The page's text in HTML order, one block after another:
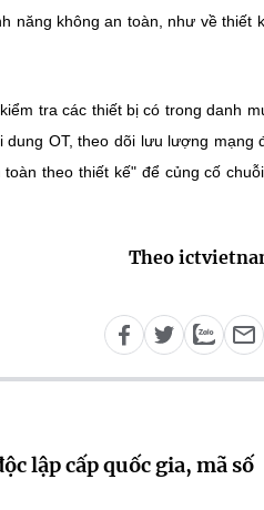
năng không an toàn, như về thiết
tra các thiết bị có trong danh
OT, theo dõi lưu lượng mạng
theo thiết kế" để củng cố
Theo
lập cấp quốc gia, mã số